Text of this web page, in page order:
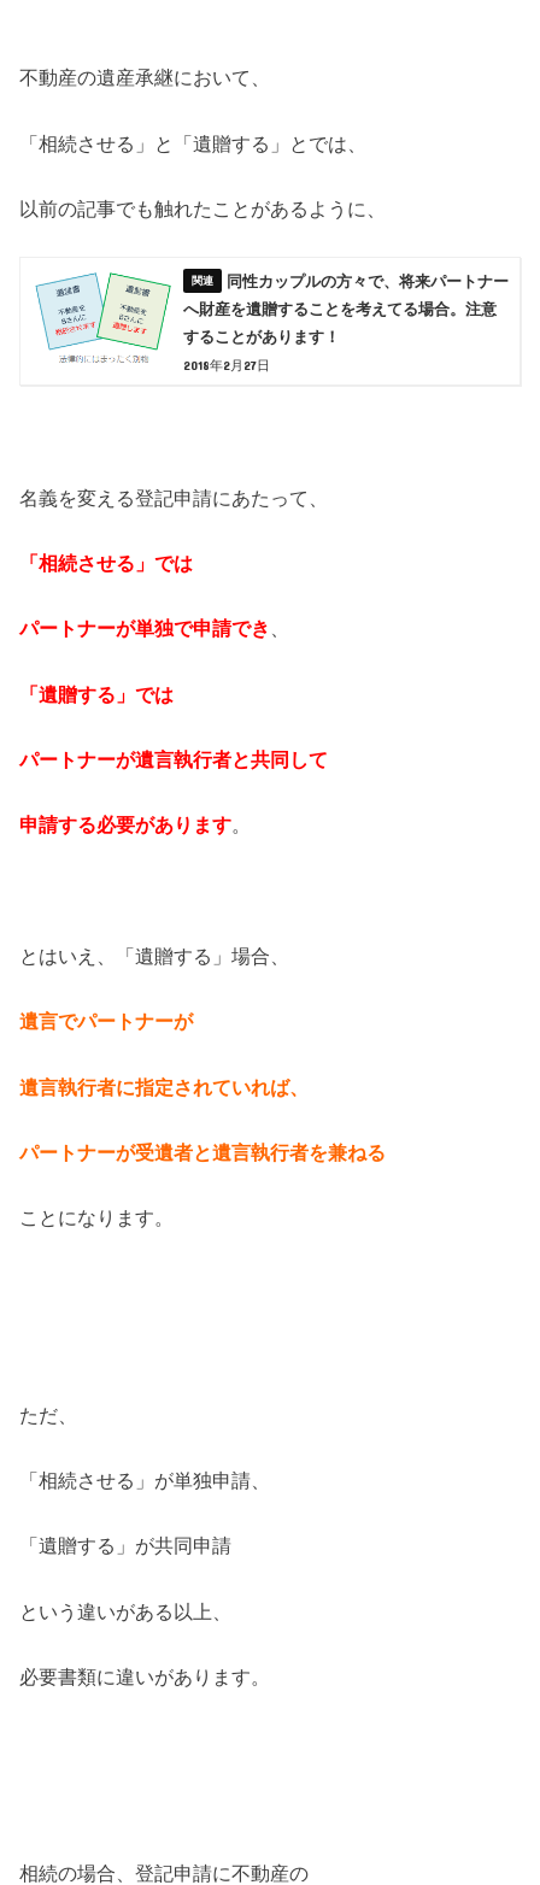
不動産の遺産承継において、
「相続させる」と「遺贈する」とでは、
以前の記事でも触れたことがあるように、
同性カップルの方々で、将来パートナー
へ財産を遺贈することを考えてる場合。注意
することがあります！
2018年2月27日
名義を変える登記申請にあたって、
「相続させる」では
パートナーが単独で申請でき
「遺贈する」では
パートナーが遺言執行者と共同して
申請する必要があります。
とはいえ、「遺贈する」場合、
遺言でパートナーが
遺言執行者に指定されていれば、
パートナーが受遺者と遺言執行者を兼ねる
ことになります。
ただ、
「相続させる」が単独申請、
「遺贈する」が共同申請
という違いがある以上、
必要書類に違いがあります。
相続の場合、登記申請に不動産の